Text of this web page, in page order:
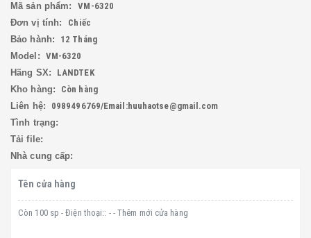
Mã sản phẩm:
VM-6320
Đơn vị tính:
Chiếc
Bảo hành:
12 Tháng
Model: VM-6320
Hãng SX:
LANDTEK
Kho hàng:
Còn hàng
Liên hệ:
0989496769/Email:huuhaotse@gmail.com
Tình trạng:
Tải file:
Nhà cung cấp:
Tên cửa hàng
Còn 100 sp - Điện thoại:: - - Thêm mới cửa hàng